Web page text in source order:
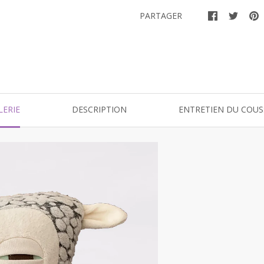
PARTAGER
DESCRIPTION ENTRETIEN DU